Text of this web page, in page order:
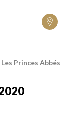
Vignerons
Princes Abbés